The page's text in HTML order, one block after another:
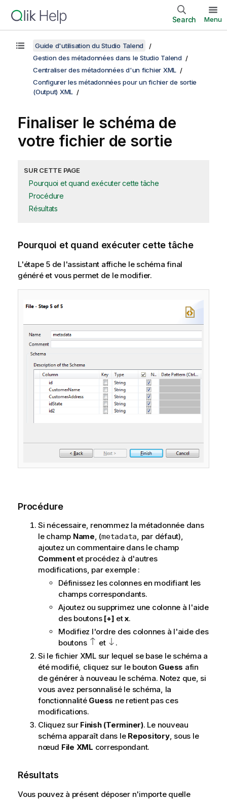
Search Menu
Guide d'utilisation du Studio Talend
Gestion des métadonnées dans le Studio Talend
Centraliser des métadonnées d'un fichier XML
Configurer les métadonnées pour un fichier de sortie
(Output) XML
Finaliser le schéma de
votre fichier de sortie
SUR CETTE PAGE
Pourquoi et quand exécuter cette tâche
Procédure
Résultats
Pourquoi et quand exécuter cette tâche
L'étape 5 de l'assistant affiche le schéma final
généré et vous permet de le modifier.
Procédure
Si nécessaire, renommez la métadonnée dans
le champ Name, (metadata, par défaut),
ajoutez un commentaire dans le champ
Commentet procédez à d'autres
modifications, par exemple :
Définissez les colonnes en modifiant les
champs correspondants.
Ajoutez ou supprimez une colonne à l'aide
des boutons [+] etx.
Modifiez l'ordre des colonnes à l'aide des
boutons
et
.
Si le fichier XML sur lequel se base le schéma a
été modifié, cliquez sur le bouton Guess afin
de générer à nouveau le schéma. Notez que, si
vous avez personnalisé le schéma, la
fonctionnalité Guess ne retient pas ces
modifications.
Cliquez sur Finish (Terminer). Le nouveau
schéma apparaît dans le Repository, sous le
nœud File XML correspondant.
Résultats
Vous pouvez à présent déposer n'importe quelle